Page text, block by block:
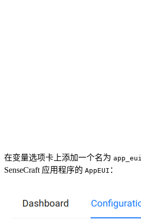
在变量选项卡上添加一个名为 app_eui
SenseCraft 应用程序的 AppEUI ：